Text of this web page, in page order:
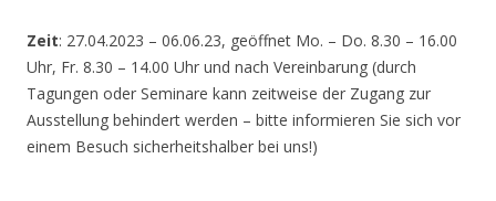
Zeit: 27.04.2023 – 06.06.23, geöffnet Mo. – Do. 8.30 – 16.00
Uhr, Fr. 8.30 – 14.00 Uhr und nach Vereinbarung (durch
Tagungen oder Seminare kann zeitweise der Zugang zur
Ausstellung behindert werden – bitte informieren Sie sich vor
einem Besuch sicherheitshalber bei uns!)